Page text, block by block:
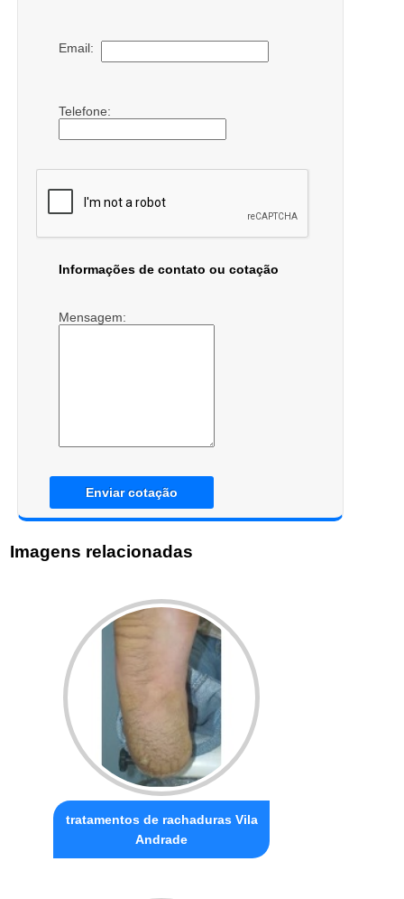
Email:
Telefone:
Informações de contato ou cotação
Mensagem:
Enviar cotação
Imagens relacionadas
tratamentos de rachaduras Vila
Andrade